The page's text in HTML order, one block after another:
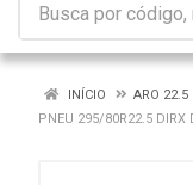
INÍCIO ARO 22.5
PNEU 295/80R22.5 DIRX